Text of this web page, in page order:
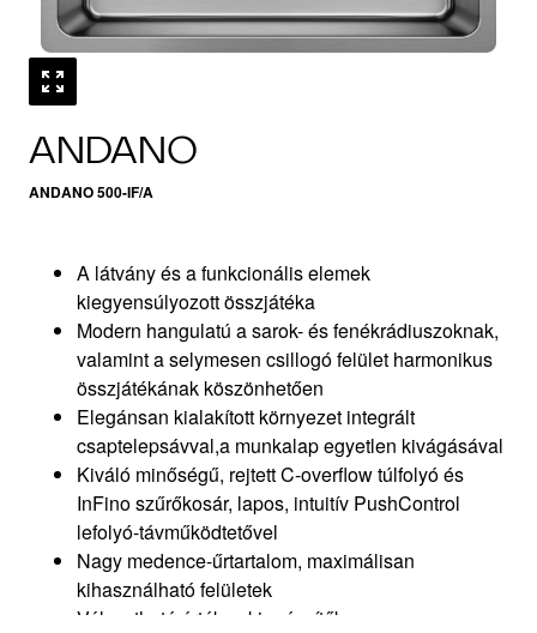
ANDANO
ANDANO 500-IF/A
1 /0
A látvány és a funkcionális elemek
kiegyensúlyozott összjátéka
Modern hangulatú a sarok- és fenékrádiuszoknak,
valamint a selymesen csillogó felület harmonikus
összjátékának köszönhetően
Elegánsan kialakított környezet integrált
csaptelepsávval,a munkalap egyetlen kivágásával
Kiváló minőségű, rejtett C-overflow túlfolyó és
InFino szűrőkosár, lapos, intuitív PushControl
lefolyó-távműködtetővel
Nagy medence-űrtartalom, maximálisan
kihasználható felületek
Választható értékes kiegészítők